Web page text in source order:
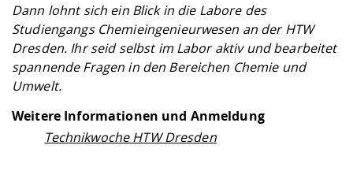
Dann lohnt sich ein Blick in die Labore des
Studiengangs Chemieingenieurwesen an der HTW
Dresden. Ihr seid selbst im Labor aktiv und bearbeitet
spannende Fragen in den Bereichen Chemie und
Umwelt.
Weitere Informationen und Anmeldung
Technikwoche HTW Dresden